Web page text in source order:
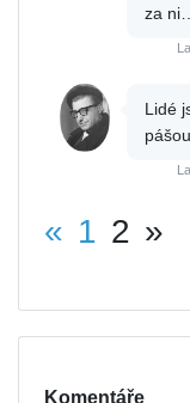
za ni…
Lidé
« 1 2 »
Komentáře